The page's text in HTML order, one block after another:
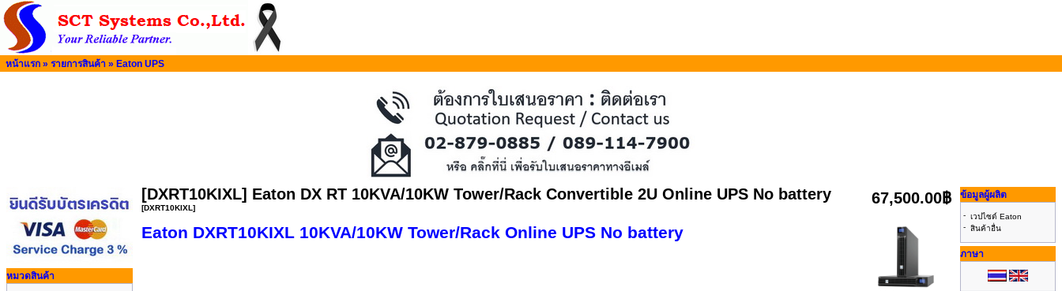
หน้าแรก » รายการสินค้า » Eaton UPS
หมวดสินค้า
[DXRT10KIXL] Eaton DX RT 10KVA/10KW Tower/Rack Convertible 2U Online UPS No battery
[DXRT10KIXL]
67,500.00฿
Eaton DXRT10KIXL 10KVA/10KW Tower/Rack Online UPS No battery
ข้อมูลผู้ผลิต
- เวปไซด์ Eaton
- สินค้าอื่น
ภาษา